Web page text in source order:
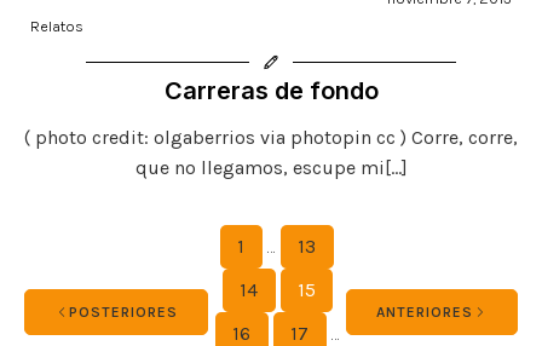
Relatos
Carreras de fondo
( photo credit: olgaberrios via photopin cc ) Corre, corre,
que no llegamos, escupe mi[…]
POSTERIORES
1 …
13
14
15
16
17
…
ANTERIORES